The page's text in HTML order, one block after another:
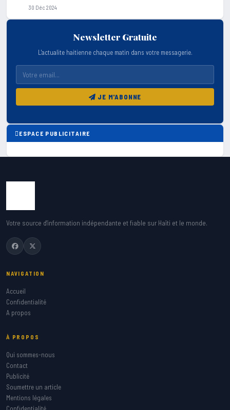
30 Déc 2024
Newsletter Gratuite
L'actualite haitienne chaque matin dans votre messagerie.
JE M'ABONNE
ESPACE PUBLICITAIRE
Votre source d'information indépendante et fiable sur Haïti et le monde.
NAVIGATION
Accueil
Confidentialité
A propos
À PROPOS
Qui sommes-nous
Contact
Publicité
Soumettre un article
Mentions légales